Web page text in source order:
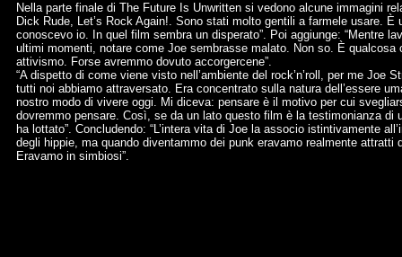
Nella parte finale di The Future Is Unwritten si vedono alcune immagini
Dick Rude, Let’s Rock Again!. Sono stati molto gentili a farmele usare.
conoscevo io. In quel film sembra un disperato”. Poi aggiunge: “Mentre
ultimi momenti, notare come Joe sembrasse malato. Non so. È
attivismo. Forse avremmo dovuto accorgercene”.
“A dispetto di come viene visto nell’ambiente del rock’n’roll, per me
tutti noi abbiamo attraversato. Era concentrato sulla natura dell’essere
nostro modo di vivere oggi. Mi diceva: pensare è il motivo per cui
dovremmo pensare. Così, se da un lato questo film è la testimonianza di
ha lottato”. Concludendo: “L’intera vita di Joe la associo istintivamente
degli hippie, ma quando diventammo dei punk eravamo realmente
Eravamo in simbiosi”.